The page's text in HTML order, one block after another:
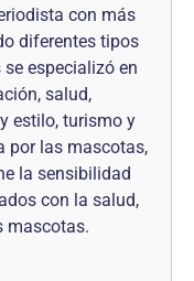
con más
diferentes tipos
especializó en
salud,
estilo, turismo y
por las mascotas,
la sensibilidad
con la salud,
mascotas.